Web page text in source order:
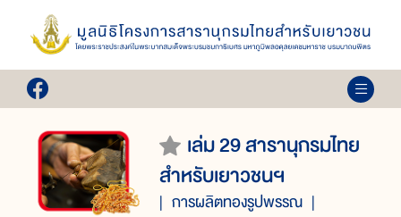
เล่ม 29 สารานุกรมไทย
สำหรับเยาวชนฯ
การผลิตทองรูปพรรณ